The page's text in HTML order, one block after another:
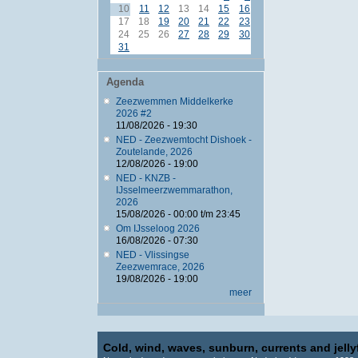
10
11 12 13 14 15
16
17
18 19 20 21 22
23
24
25 26 27 28 29
30
31
Agenda
Zeezwemmen Middelkerke
2026 #2
11/08/2026 - 19:30
NED - Zeezwemtocht Dishoek -
Zoutelande, 2026
12/08/2026 - 19:00
NED - KNZB -
IJsselmeerzwemmarathon,
2026
15/08/2026 - 00:00t/m 23:45
Om IJsseloog 2026
16/08/2026 - 07:30
NED - Vlissingse
Zeezwemrace, 2026
19/08/2026 - 19:00
meer
Cold, wind, waves, sunburn, currents and